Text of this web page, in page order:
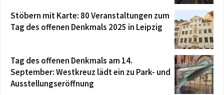
Stöbern mit Karte: 80 Veranstaltungen zum
Tag des offenen Denkmals 2025 in Leipzig
Tag des offenen Denkmals am 14.
September: Westkreuz lädt ein zu Park- und
Ausstellungseröffnung